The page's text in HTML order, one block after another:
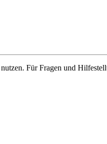
Für Fragen und